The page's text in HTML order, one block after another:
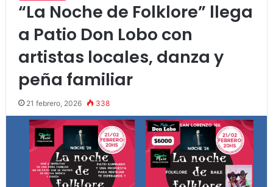
“La Noche de Folklore” llega
a Patio Don Lobo con
artistas locales, danza y
peña familiar
21 febrero, 2026 338